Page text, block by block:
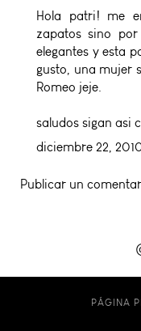
Hola patri! me
zapatos sino
elegantes y esta
gusto, una mujer
Romeo jeje.
saludos sigan asi
diciembre 22,
Publicar un
PÁGINA